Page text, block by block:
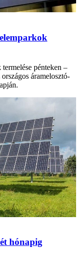
pénteken –
áramelosztó-
hónapig